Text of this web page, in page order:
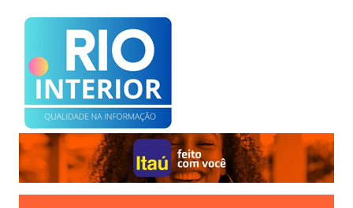
para
conteúdo